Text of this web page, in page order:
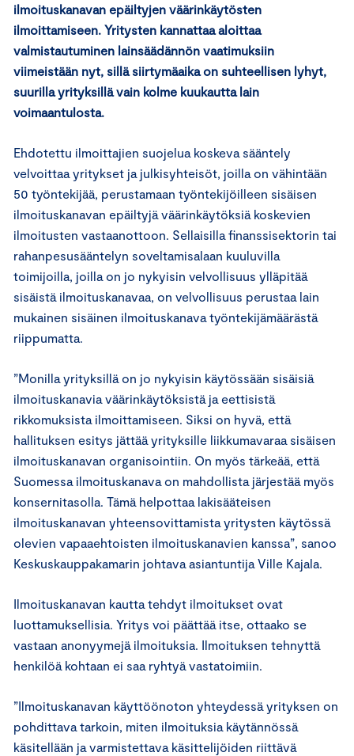
ilmoituskanavan epäiltyjen väärinkäytösten
ilmoittamiseen. Yritysten kannattaa aloittaa
valmistautuminen lainsäädännön vaatimuksiin
viimeistään nyt, sillä siirtymäaika on suhteellisen lyhyt,
suurilla yrityksillä vain kolme kuukautta lain
voimaantulosta.
Ehdotettu ilmoittajien suojelua koskeva sääntely
velvoittaa yritykset ja julkisyhteisöt, joilla on vähintään
50 työntekijää, perustamaan työntekijöilleen sisäisen
ilmoituskanavan epäiltyjä väärinkäytöksiä koskevien
ilmoitusten vastaanottoon. Sellaisilla finanssisektorin tai
rahanpesusääntelyn soveltamisalaan kuuluvilla
toimijoilla, joilla on jo nykyisin velvollisuus ylläpitää
sisäistä ilmoituskanavaa, on velvollisuus perustaa lain
mukainen sisäinen ilmoituskanava työntekijämäärästä
riippumatta.
”Monilla yrityksillä on jo nykyisin käytössään sisäisiä
ilmoituskanavia väärinkäytöksistä ja eettisistä
rikkomuksista ilmoittamiseen. Siksi on hyvä, että
hallituksen esitys jättää yrityksille liikkumavaraa sisäisen
ilmoituskanavan organisointiin. On myös tärkeää, että
Suomessa ilmoituskanava on mahdollista järjestää myös
konsernitasolla. Tämä helpottaa lakisääteisen
ilmoituskanavan yhteensovittamista yritysten käytössä
olevien vapaaehtoisten ilmoituskanavien kanssa”, sanoo
Keskuskauppakamarin johtava asiantuntija Ville Kajala.
Ilmoituskanavan kautta tehdyt ilmoitukset ovat
luottamuksellisia. Yritys voi päättää itse, ottaako se
vastaan anonyymejä ilmoituksia. Ilmoituksen tehnyttä
henkilöä kohtaan ei saa ryhtyä vastatoimiin.
”Ilmoituskanavan käyttöönoton yhteydessä yrityksen on
pohdittava tarkoin, miten ilmoituksia käytännössä
käsitellään ja varmistettava käsittelijöiden riittävä